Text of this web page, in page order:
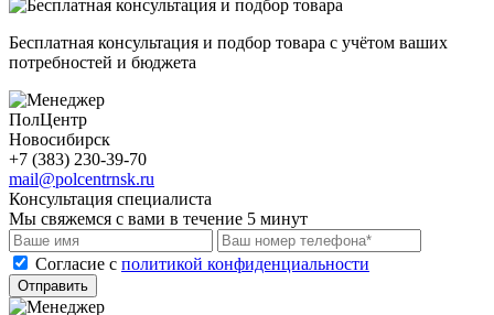
Бесплатная консультация и подбор товара с учётом ваших
потребностей и бюджета
ПолЦентр
Новосибирск
+7 (383) 230-39-70
mail@polcentrnsk.ru
Консультация специалиста
Мы свяжемся с вами в течение 5 минут
Cогласие с политикой конфиденциальности
Отправить